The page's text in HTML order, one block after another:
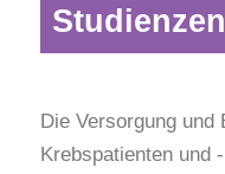
Die Versorgung und
Krebspatienten und